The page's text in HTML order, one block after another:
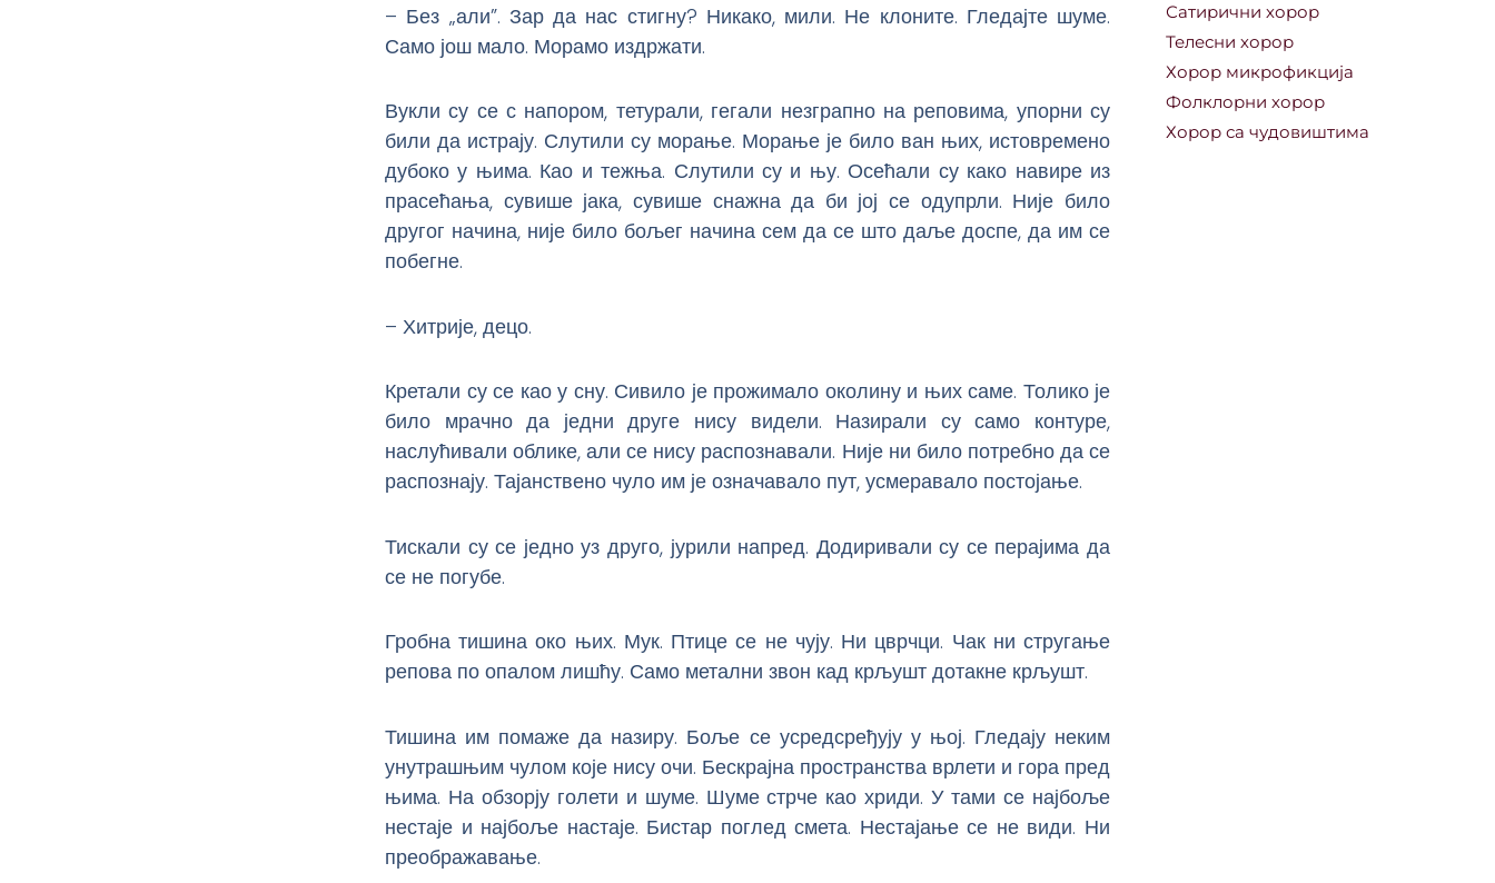
– Без „али”. Зар да нас стигну? Никако, мили. Не клоните. Гледајте шуме.
Само још мало. Морамо издржати.
Вукли су се с напором, тетурали, гегали незграпно на реповима, упорни су
били да истрају. Слутили су морање. Морање је било ван њих, истовремено
дубоко у њима. Као и тежња. Слутили су и њу. Осећали су како навире из
прасећања, сувише јака, сувише снажна да би јој се одупрли. Није било
другог начина, није било бољег начина сем да се што даље доспе, да им се
побегне.
– Хитрије, децо.
Кретали су се као у сну. Сивило је прожимало околину и њих саме. Толико је
било мрачно да једни друге нису видели. Назирали су само контуре,
наслућивали облике, али се нису распознавали. Није ни било потребно да се
распознају. Тајанствено чуло им је означавало пут, усмеравало постојање.
Тискали су се једно уз друго, јурили напред. Додиривали су се перајима да
се не погубе.
Гробна тишина око њих. Мук. Птице се не чују. Ни цврчци. Чак ни стругање
репова по опалом лишћу. Само метални звон кад крљушт дотакне крљушт.
Тишина им помаже да назиру. Боље се усредсређују у њој. Гледају неким
унутрашњим чулом које нису очи. Бескрајна пространства врлети и гора пред
њима. На обзорју голети и шуме. Шуме стрче као хриди. У тами се најбоље
нестаје и најбоље настаје. Бистар поглед смета. Нестајање се не види. Ни
преображавање.
Сатирични хорор
Телесни хорор
Хорор микрофикција
Фолклорни хорор
Хорор са чудовиштима